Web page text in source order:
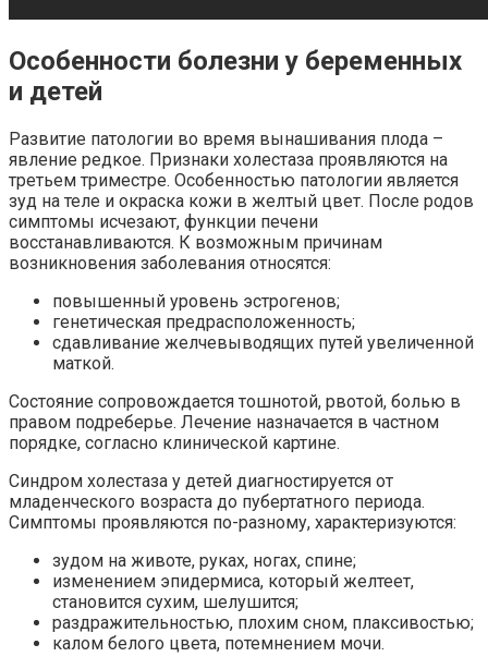
Особенности болезни у беременных
и детей
Развитие патологии во время вынашивания плода –
явление редкое. Признаки холестаза проявляются на
третьем триместре. Особенностью патологии является
зуд на теле и окраска кожи в желтый цвет. После родов
симптомы исчезают, функции печени
восстанавливаются. К возможным причинам
возникновения заболевания относятся:
повышенный уровень эстрогенов;
генетическая предрасположенность;
сдавливание желчевыводящих путей увеличенной
маткой.
Состояние сопровождается тошнотой, рвотой, болью в
правом подреберье. Лечение назначается в частном
порядке, согласно клинической картине.
Синдром холестаза у детей диагностируется от
младенческого возраста до пубертатного периода.
Симптомы проявляются по-разному, характеризуются:
зудом на животе, руках, ногах, спине;
изменением эпидермиса, который желтеет,
становится сухим, шелушится;
раздражительностью, плохим сном, плаксивостью;
калом белого цвета, потемнением мочи.